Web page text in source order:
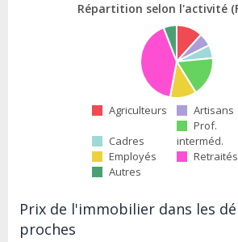
Répartition selon l'activité
Agriculteurs Artisans
Cadres
Prof.
interméd.
Employés
Retraités
Autres
Prix de l'immobilier dans les
proches